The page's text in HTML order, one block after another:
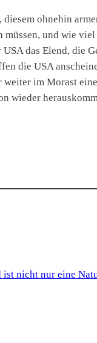
ohnehin
und wie
das Elend,
die USA
im Morast
wieder
ist nicht nur eine